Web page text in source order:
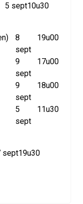
5 sept10u30
8
sept
19u00
9
sept
17u00
9
sept
18u00
5
sept
11u30
sept19u30